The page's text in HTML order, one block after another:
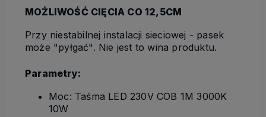
MOŻLIWOŚĆ CIĘCIA CO 12,5CM
Przy niestabilnej instalacji sieciowej - pasek
może "pyłgać". Nie jest to wina produktu.
Parametry:
Moc: Taśma LED 230V COB 1M 3000K
10W